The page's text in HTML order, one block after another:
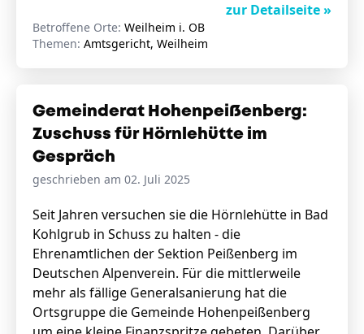
zur Detailseite »
Betroffene Orte: Weilheim i. OB
Themen: Amtsgericht, Weilheim
Gemeinderat Hohenpeißenberg:
Zuschuss für Hörnlehütte im
Gespräch
geschrieben am 02. Juli 2025
Seit Jahren versuchen sie die Hörnlehütte in Bad
Kohlgrub in Schuss zu halten - die
Ehrenamtlichen der Sektion Peißenberg im
Deutschen Alpenverein. Für die mittlerweile
mehr als fällige Generalsanierung hat die
Ortsgruppe die Gemeinde Hohenpeißenberg